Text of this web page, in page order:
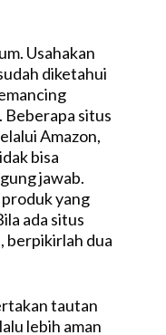
Usahakan
diketahui
Beberapa situs
Amazon,
bisa
jawab.
yang
ada situs
berpikirlah dua
tautan
lebih aman